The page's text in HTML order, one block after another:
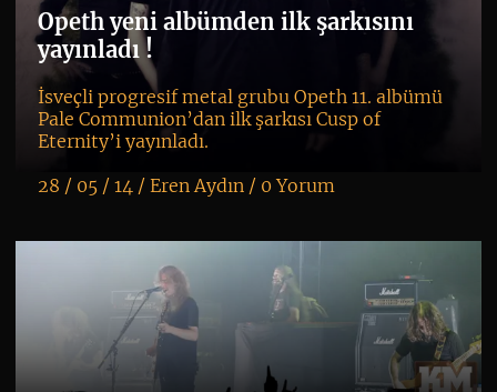
Opeth yeni albümden ilk şarkısını
yayınladı !
İsveçli progresif metal grubu Opeth 11. albümü
Pale Communion’dan ilk şarkısı Cusp of
Eternity’i yayınladı.
28 / 05 / 14 / Eren Aydın/ 0 Yorum